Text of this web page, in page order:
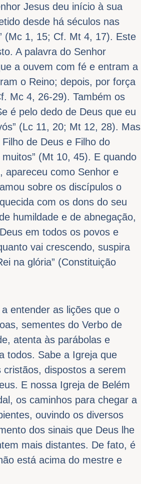
Jesus deu início à sua
desde há séculos nas
(Mc 1, 15; Cf. Mt 4, 17). Este
A palavra do Senhor
a ouvem com fé e entram a
o Reino; depois, por força
Mc 4, 26-29). Também os
é pelo dedo de Deus que eu
(Lc 11, 20; Mt 12, 28). Mas
de Deus e Filho do
(Mt 10, 45). E quando
apareceu como Senhor e
sobre os discípulos o
com os dons do seu
humildade e de abnegação,
em todos os povos e
vai crescendo, suspira
na glória” (Constituição
entender as lições que o
sementes do Verbo de
atenta às parábolas e
todos. Sabe a Igreja que
dispostos a serem
E nossa Igreja de Belém
os caminhos para chegar a
ouvindo os diversos
dos sinais que Deus lhe
mais distantes. De fato, é
está acima do mestre e